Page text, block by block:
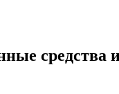
средства